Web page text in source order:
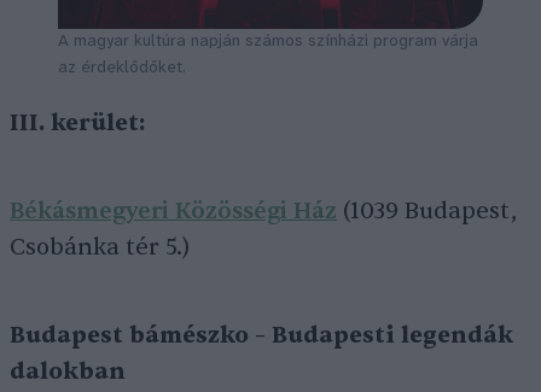
A magyar kultúra napján számos színházi program várja
az érdeklődőket.
III. kerület:
Békásmegyeri Közösségi Ház (1039 Budapest,
Csobánka tér 5.)
Budapest bámészko – Budapesti legendák
dalokban